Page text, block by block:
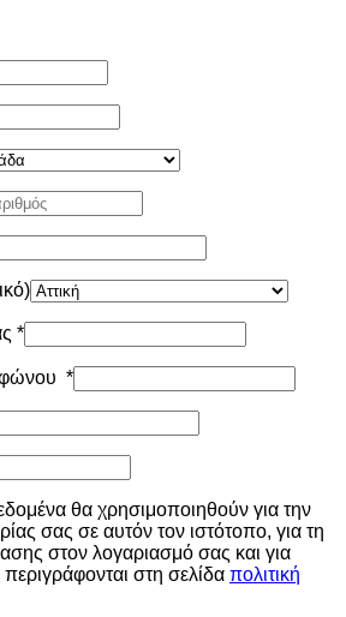
*
*
θα χρησιμοποιηθούν για την
σας σε αυτόν τον ιστότοπο, για τη
στον λογαριασμό σας και για
στη σελίδα πολιτική